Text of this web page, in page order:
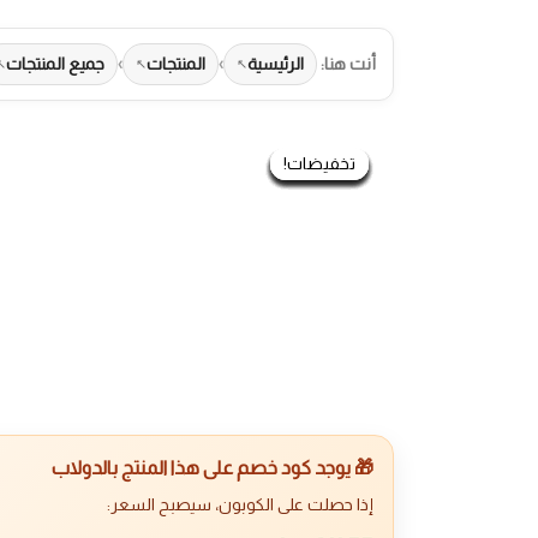
أنت هنا: الرئيسية › المنتجات › جميع المنتجات
تخفيضات!
🎁 يوجد كود خصم على هذا المنتج بالدولاب
إذا حصلت على الكوبون، سيصبح السعر:
تخفيضات!
تخفيضات!
تخفيضات!
تخفيضات!
تخفيضات!
تخفيضات!
تخفيضات!
تخفيضات!
تخفيضات!
تخفيضات!
تخفيضات!
تخفيضات!